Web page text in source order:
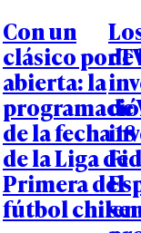
Con un
clásico por
abierta: la
de la fecha 18
de la Liga de
Primera del
fútbol
de
de